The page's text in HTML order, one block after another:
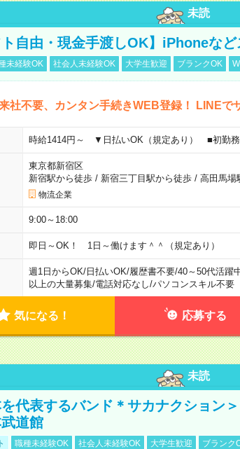
未読
ト自由・現金手渡しOK】iPhoneな
未経験OK 社会人未経験OK 大学生歓迎 ブランクOK
社不要、カンタン手続きWEB登録！ LINEで
時給1414円～ ▼日払いOK（規定あり） ■初勤
東京都新宿区
新宿駅から徒歩/ 新宿三丁目駅から徒歩/ 高田馬場
物流企業
9:00～18:00
即日～OK！ 1日～働けます＾＾（規定あり）
週1日からOK/日払いOK/履歴書不要/40～50代活躍
以上の大量募集/電話対応なし/パソコンスキル不要
気になる！ 応募する
未読
を代表するバンド＊サカナクション
道館
職種未経験OK 社会人未経験OK 大学生歓迎 ブランク